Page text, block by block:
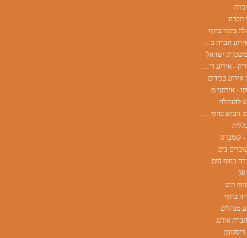
חברה
ביגוד בחוף
משטרת ישראל
אירוע בכירים
להנהלה
- קומברס
בים
בחוף הים
הים
בחוף
מנהלים
אורנג